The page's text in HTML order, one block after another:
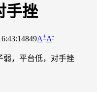
手挫
849A+A-
，平台低，对手挫